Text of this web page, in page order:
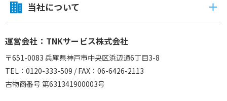
当社について
運営会社：TNKサービス株式会社
〒651-0083 兵庫県神戸市中央区浜辺通6丁目3-8
TEL：0120-333-509 / FAX：06-6426-2113
古物商番号 第631341900003号